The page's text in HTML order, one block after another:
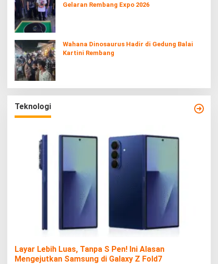
Gelaran Rembang Expo 2026
Wahana Dinosaurus Hadir di Gedung Balai
Kartini Rembang
Teknologi
Layar Lebih Luas, Tanpa S Pen! Ini Alasan
Mengejutkan Samsung di Galaxy Z Fold7